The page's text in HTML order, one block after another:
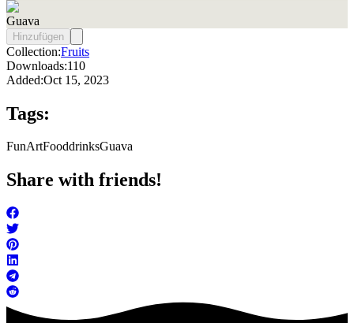
Guava
Hinzufügen
Collection:Fruits
Downloads:110
Added:Oct 15, 2023
Tags:
FunArtFooddrinksGuava
Share with friends!